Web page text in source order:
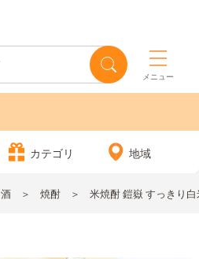
メニュー
カテゴリ 地域
酒 焼酎 米焼酎 鎧嶽 すっきり